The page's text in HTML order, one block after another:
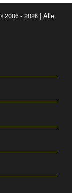
2006 - 2026 | Alle